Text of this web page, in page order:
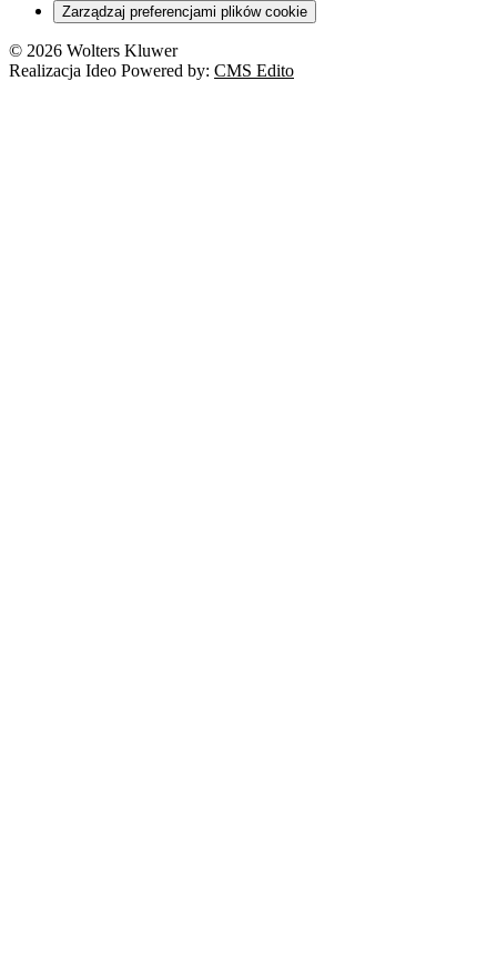
Zarządzaj preferencjami plików cookie
© 2026 Wolters Kluwer
Realizacja Ideo Powered by: CMS Edito